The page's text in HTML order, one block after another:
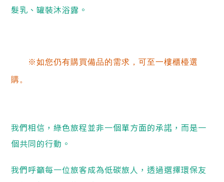
髮乳、罐裝沐浴露。
※如您仍有購買備品的需求，可至一樓櫃檯選
購。
我們相信，綠色旅程並非一個單方面的承諾，而是一
個共同的行動。
我們呼籲每一位旅客成為低碳旅人，透過選擇環保友